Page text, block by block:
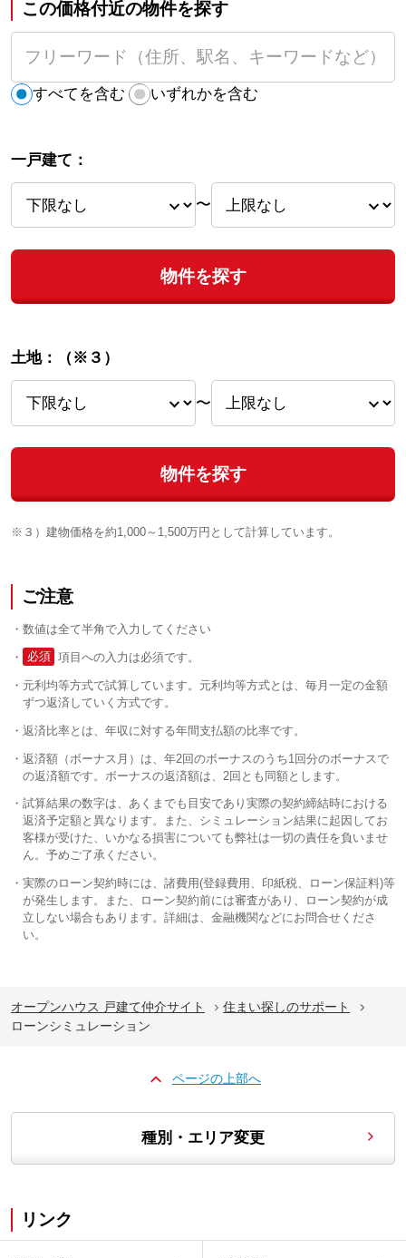
この価格付近の物件を探す
すべてを含む いずれかを含む
一戸建て：
〜
物件を探す
土地： （※３）
〜
物件を探す
※３）建物価格を約1,000～1,500万円として計算しています。
ご注意
数値は全て半角で入力してください
必須 項目への入力は必須です。
元利均等方式で試算しています。元利均等方式とは、毎月一定の金額
ずつ返済していく方式です。
返済比率とは、年収に対する年間支払額の比率です。
返済額（ボーナス月）は、年2回のボーナスのうち1回分のボーナスで
の返済額です。ボーナスの返済額は、2回とも同額とします。
試算結果の数字は、あくまでも目安であり実際の契約締結時における
返済予定額と異なります。また、シミュレーション結果に起因してお
客様が受けた、いかなる損害についても弊社は一切の責任を負いませ
ん。予めご了承ください。
実際のローン契約時には、諸費用(登録費用、印紙税、ローン保証料)等
が発生します。また、ローン契約前には審査があり、ローン契約が成
立しない場合もあります。詳細は、金融機関などにお問合せくださ
い。
オープンハウス 戸建て仲介サイト
住まい探しのサポート
ローンシミュレーション
ページの上部へ
種別・エリア変更
リンク